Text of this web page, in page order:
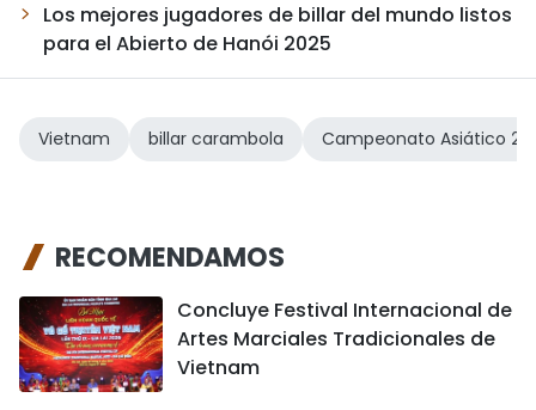
Los mejores jugadores de billar del mundo listos
para el Abierto de Hanói 2025
Vietnam billar carambola Campeonato Asiático
RECOMENDAMOS
Concluye Festival Internacional de
Artes Marciales Tradicionales de
Vietnam